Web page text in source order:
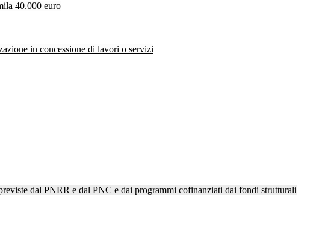
40.000 euro
in concessione di lavori o servizi
dal PNRR e dal PNC e dai programmi cofinanziati dai fondi strutturali